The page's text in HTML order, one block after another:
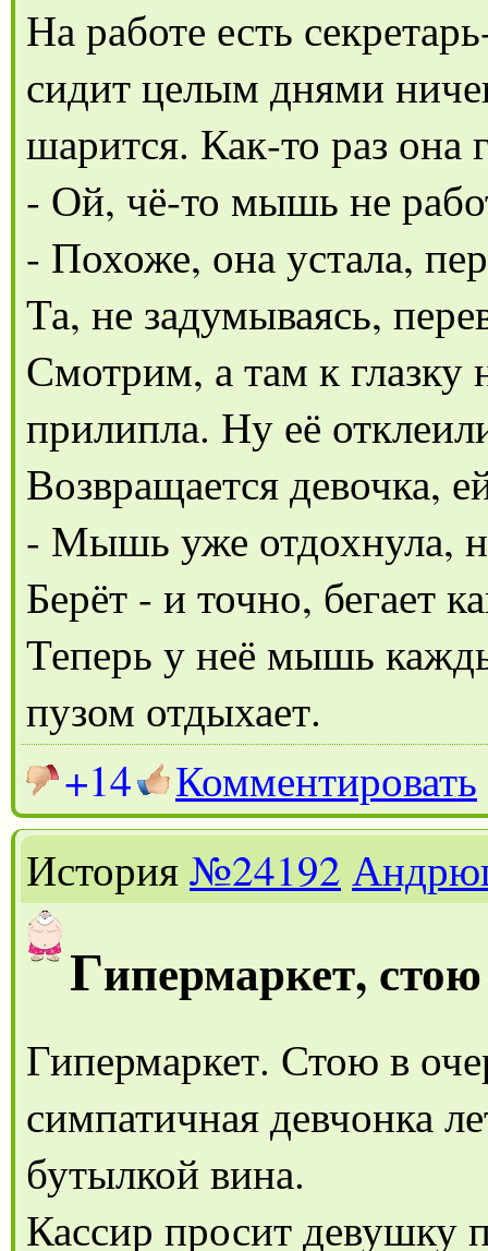
На работе есть
сидит целым днями
шарится. Как-то раз она
- Ой, чё-то мышь не
- Похоже, она устала,
Та, не задумываясь,
Смотрим, а там к глазку
прилипла. Ну её
Возвращается девочка,
- Мышь уже отдохнула,
Берёт - и точно, бегает
Теперь у неё мышь
пузом отдыхает.
+14
Комментировать
История№24192
Гипермаркет,
Гипермаркет. Стою в
симпатичная девчонка
бутылкой вина.
Кассир просит девушку